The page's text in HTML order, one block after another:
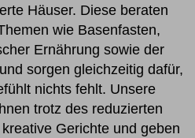
Häuser. Diese beraten
wie Basenfasten,
Ernährung sowie der
sorgen gleichzeitig dafür,
nichts fehlt. Unsere
trotz des reduzierten
Gerichte und geben